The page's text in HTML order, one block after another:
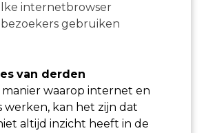
internetbrowser
gebruiken
van derden
manier waarop internet en
werken, kan het zijn dat
altijd inzicht heeft in de